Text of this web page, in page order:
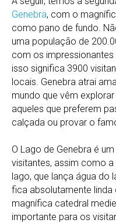
Genebra, com o
como pano de fundo.
uma população de
com os impressionantes
isso significa 3900
locais. Genebra atrai
mundo que vêm
aqueles que preferem
calçada ou provar o
O Lago de Genebra é
visitantes, assim como
lago, que lança água do
fica absolutamente linda
magnífica catedral
importante para os